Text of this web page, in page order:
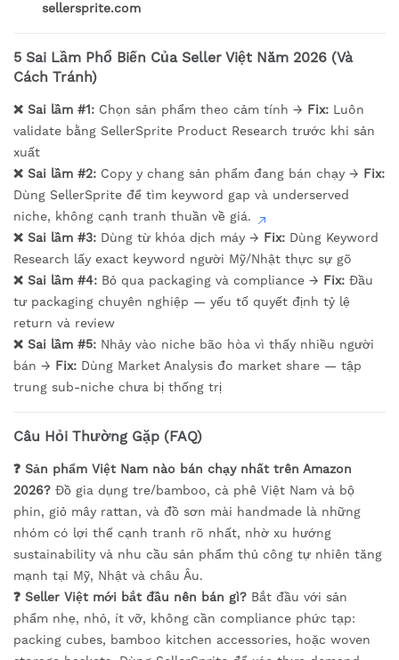
sellersprite.com
5 Sai Lầm Phổ Biến Của Seller Việt Năm 2026 (Và
Cách Tránh)
❌ Sai lầm #1: Chọn sản phẩm theo cảm tính → Fix: Luôn
validate bằng SellerSprite Product Research trước khi sản
xuất
❌ Sai lầm #2: Copy y chang sản phẩm đang bán chạy → Fix:
Dùng SellerSprite để tìm keyword gap và underserved
niche, không cạnh tranh thuần về giá.
❌ Sai lầm #3: Dùng từ khóa dịch máy → Fix: Dùng Keyword
Research lấy exact keyword người Mỹ/Nhật thực sự gõ
❌ Sai lầm #4: Bỏ qua packaging và compliance → Fix: Đầu
tư packaging chuyên nghiệp — yếu tố quyết định tỷ lệ
return và review
❌ Sai lầm #5: Nhảy vào niche bão hòa vì thấy nhiều người
bán → Fix: Dùng Market Analysis đo market share — tập
trung sub-niche chưa bị thống trị
Câu Hỏi Thường Gặp (FAQ)
❓ Sản phẩm Việt Nam nào bán chạy nhất trên Amazon
2026? Đồ gia dụng tre/bamboo, cà phê Việt Nam và bộ
phin, giỏ mây rattan, và đồ sơn mài handmade là những
nhóm có lợi thế cạnh tranh rõ nhất, nhờ xu hướng
sustainability và nhu cầu sản phẩm thủ công tự nhiên tăng
mạnh tại Mỹ, Nhật và châu Âu.
❓ Seller Việt mới bắt đầu nên bán gì? Bắt đầu với sản
phẩm nhẹ, nhỏ, ít vỡ, không cần compliance phức tạp:
packing cubes, bamboo kitchen accessories, hoặc woven